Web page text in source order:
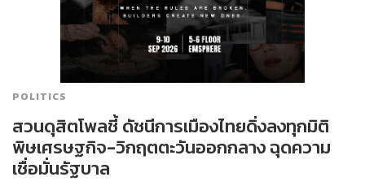
POLITICS
สวนดุสิตโพลชี้ ดัชนีการเมืองไทยดิ่งลงทุกมิติ
พิษเศรษฐกิจ-วิกฤตตะวันออกกลาง ฉุดความ
เชื่อมั่นรัฐบาล